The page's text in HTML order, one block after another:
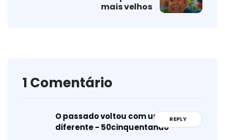
mais velhos
1 Comentário
REPLY
O passado voltou com uma roupa
diferente - 50cinquentando